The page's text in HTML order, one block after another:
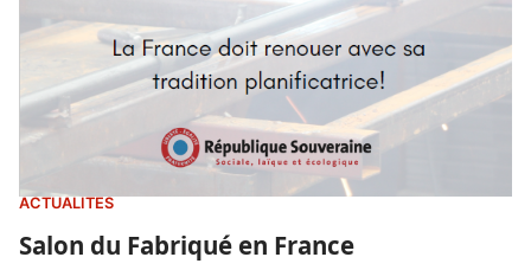
ACTUALITÉS
Salon du Fabriqué en France